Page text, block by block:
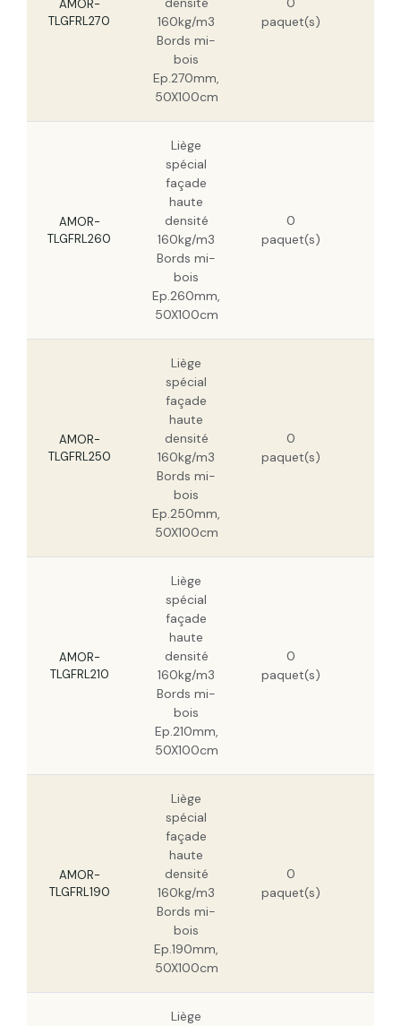
AMOR-
TLGFRL270
160kg/m3
Bords mi-
bois
Ep.270mm,
50X100cm
paquet(s)
AMOR-
TLGFRL260
Liège
spécial
façade
haute
densité
160kg/m3
Bords mi-
bois
Ep.260mm,
50X100cm
0
paquet(s)
AMOR-
TLGFRL250
Liège
spécial
façade
haute
densité
160kg/m3
Bords mi-
bois
Ep.250mm,
50X100cm
0
paquet(s)
AMOR-
TLGFRL210
Liège
spécial
façade
haute
densité
160kg/m3
Bords mi-
bois
Ep.210mm,
50X100cm
0
paquet(s)
AMOR-
TLGFRL190
Liège
spécial
façade
haute
densité
160kg/m3
Bords mi-
bois
Ep.190mm,
50X100cm
0
paquet(s)
Liège